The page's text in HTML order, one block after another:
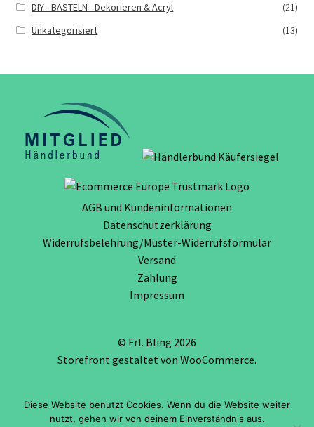
DIY - BASTELN - Dekorieren & Acryl
(21)
Unkategorisiert
(13)
AGB und Kundeninformationen
Datenschutzerklärung
Widerrufsbelehrung/Muster-Widerrufsformular
Versand
Zahlung
Impressum
© Frl. Bling 2026
Storefront gestaltet von WooCommerce.
Vertrag widerrufen
Diese Website benutzt Cookies. Wenn du die Website weiter
nutzt, gehen wir von deinem Einverständnis aus.